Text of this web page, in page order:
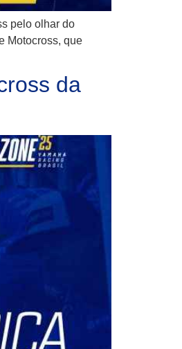
pelo olhar do
Motocross, que
da